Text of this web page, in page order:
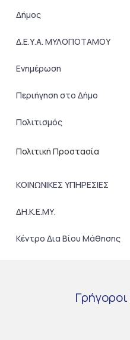
Δήμος
Δ.Ε.Υ.Α. ΜΥΛΟΠΟΤΑΜΟΥ
Ενημέρωση
Περιήγηση στο Δήμο
Πολιτισμός
Πολιτική Προστασία
ΚΟΙΝΩΝΙΚΕΣ ΥΠΗΡΕΣΙΕΣ
ΔΗ.Κ.Ε.ΜΥ.
Κέντρο Δια Βίου Μάθησης
Γρήγοροι